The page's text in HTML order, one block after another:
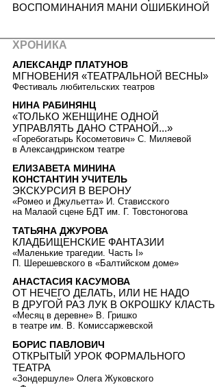
ВОСПОМИНАНИЯ МАНИ ОШИБКИНОЙ
ХРОНИКА
АЛЕКСАНДР ПЛАТУНОВ
МГНОВЕНИЯ «ТЕАТРАЛЬНОЙ ВЕСНЫ»
Фестиваль любительских театров
НИНА РАБИНЯНЦ
«ТОЛЬКО ЖЕНЩИНЕ ОДНОЙ
УПРАВЛЯТЬ ДАНО СТРАНОЙ...»
«Горебогатырь Косометович» С. Миляевой
в Александринском театре
ЕЛИЗАВЕТА МИНИНА
КОНСТАНТИН УЧИТЕЛЬ
ЭКСКУРСИЯ В ВЕРОНУ
«Ромео и Джульетта» И. Стависского
на Малаой сцене БДТ им. Г. Товстоногова
ТАТЬЯНА ДЖУРОВА
КЛАДБИЩЕНСКИЕ ФАНТАЗИИ
«Маленькие трагедии. Часть I»
П. Шерешевского в «Балтийском доме»
АНАСТАСИЯ КАСУМОВА
ОТ НЕЧЕГО ДЕЛАТЬ, ИЛИ НЕ НАДО
В ДРУГОЙ РАЗ ЛУК В ОКРОШКУ КЛАСТЬ
«Месяц в деревне» В. Гришко
в театре им. В. Комиссаржевской
БОРИС ПАВЛОВИЧ
ОТКРЫТЫЙ УРОК ФОРМАЛЬНОГО
ТЕАТРА
«Зондершуле» Олега Жуковского